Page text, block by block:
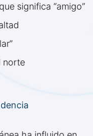
significa “amigo”
norte